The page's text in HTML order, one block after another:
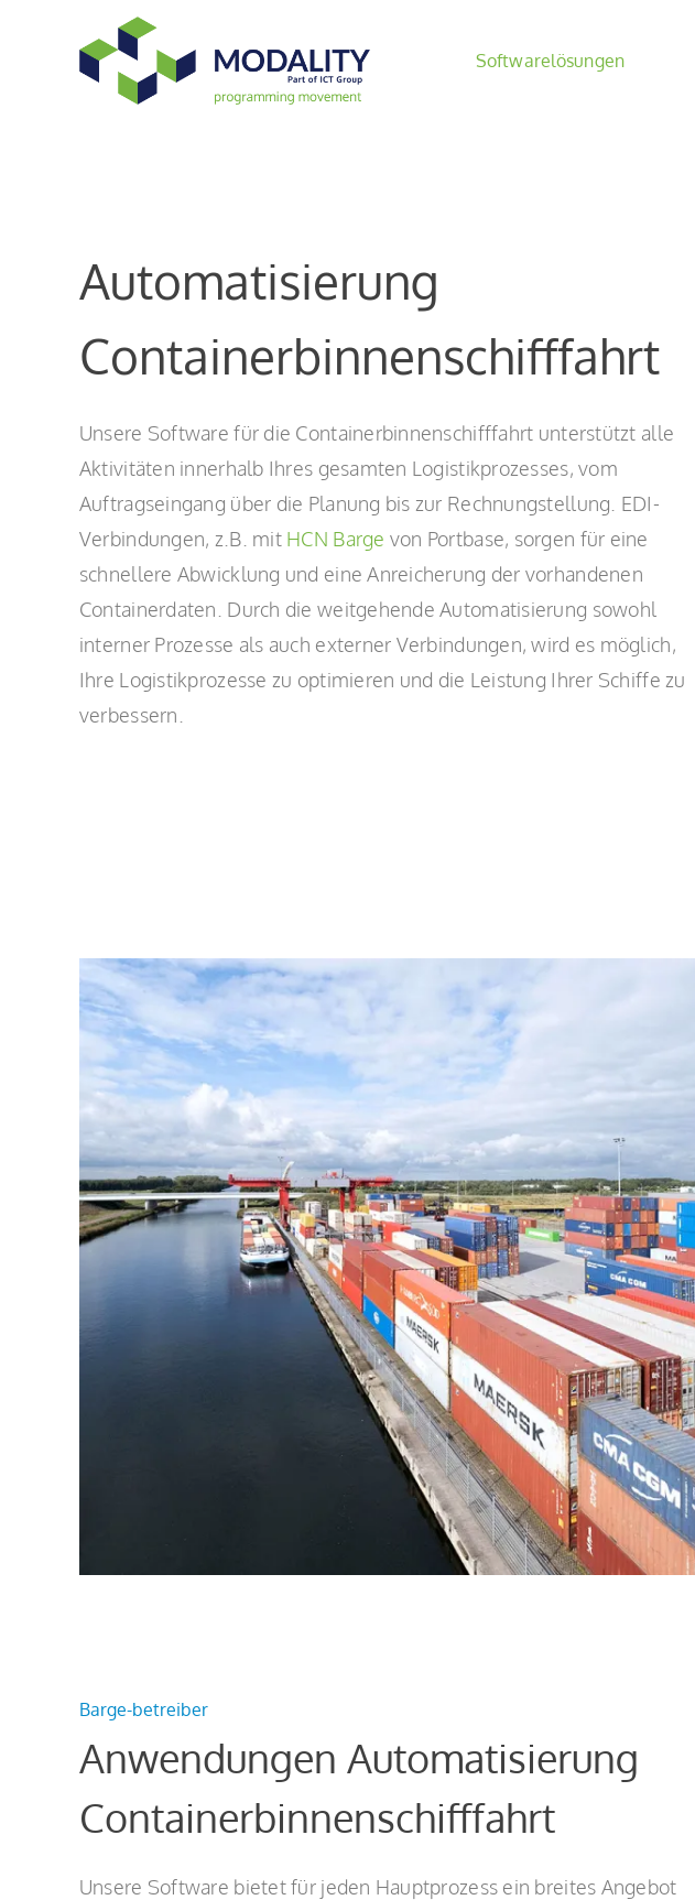
Softwarelösungen
Automatisierung
Containerbinnenschifffahrt
Unsere Software für die Containerbinnenschifffahrt unterstützt alle
Aktivitäten innerhalb Ihres gesamten Logistikprozesses, vom
Auftragseingang über die Planung bis zur Rechnungstellung. EDI-
Verbindungen, z.B. mit HCN Barge von Portbase, sorgen für eine
schnellere Abwicklung und eine Anreicherung der vorhandenen
Containerdaten. Durch die weitgehende Automatisierung sowohl
interner Prozesse als auch externer Verbindungen, wird es möglich,
Ihre Logistikprozesse zu optimieren und die Leistung Ihrer Schiffe zu
verbessern.
Barge-betreiber
Anwendungen Automatisierung
Containerbinnenschifffahrt
Unsere Software bietet für jeden Hauptprozess ein breites Angebot